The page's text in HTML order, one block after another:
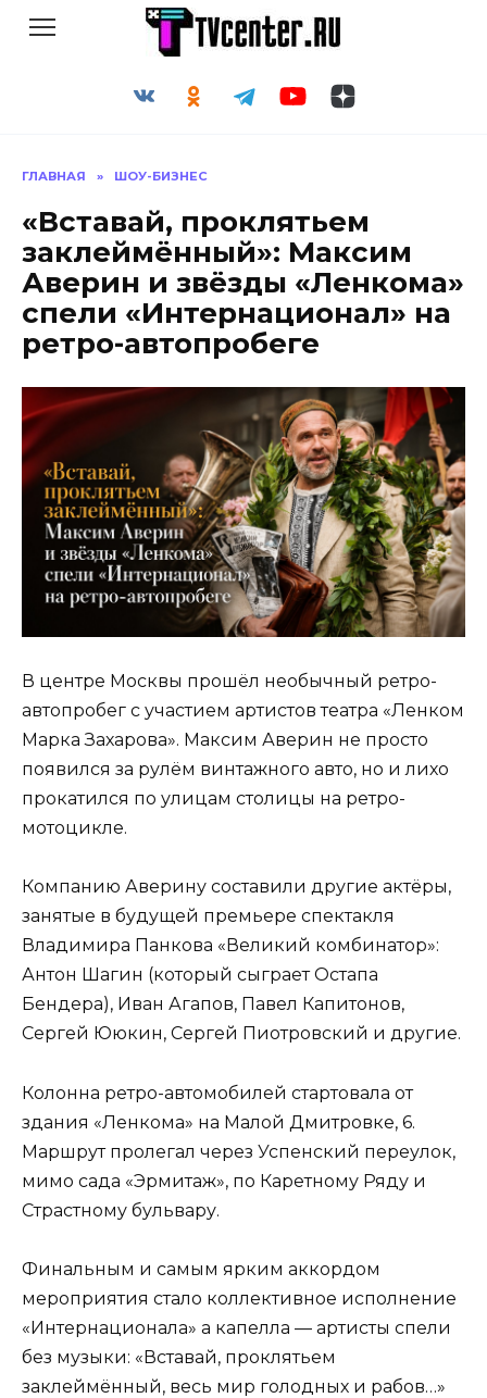
ГЛАВНАЯ » ШОУ-БИЗНЕС
«Вставай, проклятьем
заклеймённый»: Максим
Аверин и звёзды «Ленкома»
спели «Интернационал» на
ретро-автопробеге
В центре Москвы прошёл необычный ретро-
автопробег с участием артистов театра «Ленком
Марка Захарова». Максим Аверин не просто
появился за рулём винтажного авто, но и лихо
прокатился по улицам столицы на ретро-
мотоцикле.
Компанию Аверину составили другие актёры,
занятые в будущей премьере спектакля
Владимира Панкова «Великий комбинатор»:
Антон Шагин (который сыграет Остапа
Бендера), Иван Агапов, Павел Капитонов,
Сергей Ююкин, Сергей Пиотровский и другие.
Колонна ретро-автомобилей стартовала от
здания «Ленкома» на Малой Дмитровке, 6.
Маршрут пролегал через Успенский переулок,
мимо сада «Эрмитаж», по Каретному Ряду и
Страстному бульвару.
Финальным и самым ярким аккордом
мероприятия стало коллективное исполнение
«Интернационала» а капелла — артисты спели
без музыки: «Вставай, проклятьем
заклеймённый, весь мир голодных и рабов…»